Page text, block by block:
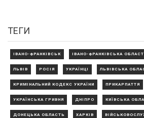
ТЕГИ
ІВАНО-ФРАНКІВСЬК ІВАНО-ФРАНКІВСЬКА
ЛЬВІВ РОСІЯ УКРАЇНЦІ ЛЬВІВСЬКА
КРИМІНАЛЬНИЙ КОДЕКС УКРАЇНИ ПРИКАРПАТТЯ
УКРАЇНСЬКА ГРИВНЯ ДНІПРО КИЇВСЬКА
ДОНЕЦЬКА ОБЛАСТЬ ХАРКІВ